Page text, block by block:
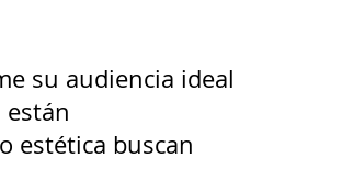
su audiencia ideal
están
estética buscan